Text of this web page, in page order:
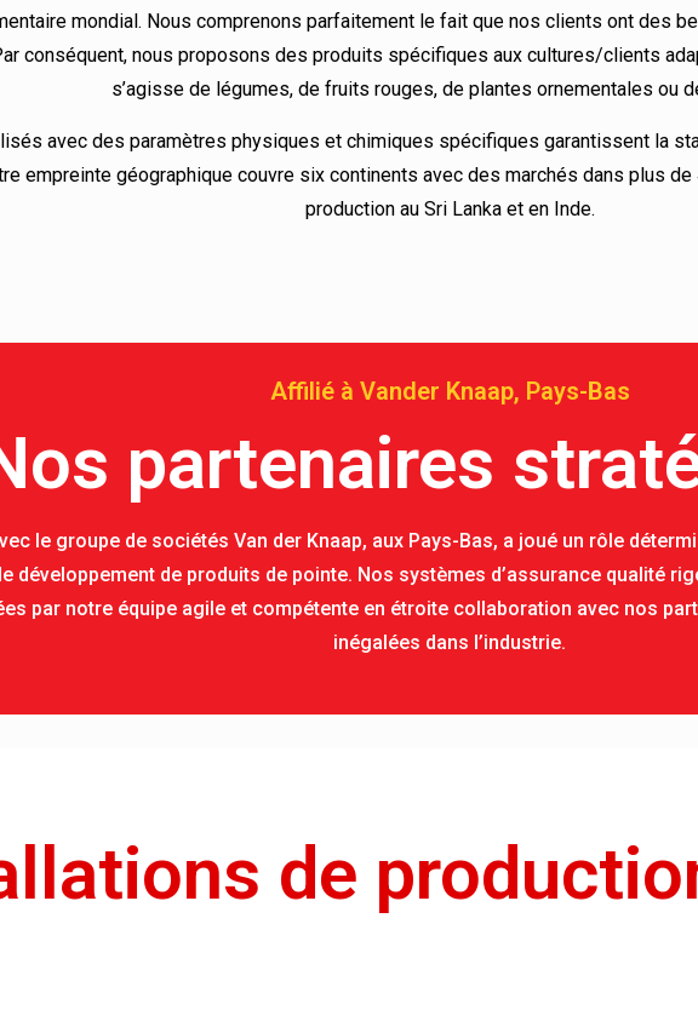
mondial. Nous comprenons parfaitement le fait que nos clients ont des
conséquent, nous proposons des produits spécifiques aux cultures/clients
s’agisse de légumes, de fruits rouges, de plantes ornementales ou
avec des paramètres physiques et chimiques spécifiques garantissent la
empreinte géographique couvre six continents avec des marchés dans plus
production au Sri Lanka et en Inde.
Affilié à Vander Knaap, Pays-Bas
partenaires
le groupe de sociétés Van der Knaap, aux Pays-Bas, a joué un rôle
développement de produits de pointe. Nos systèmes d’assurance qualité
par notre équipe agile et compétente en étroite collaboration avec nos
inégalées dans l’industrie.
de